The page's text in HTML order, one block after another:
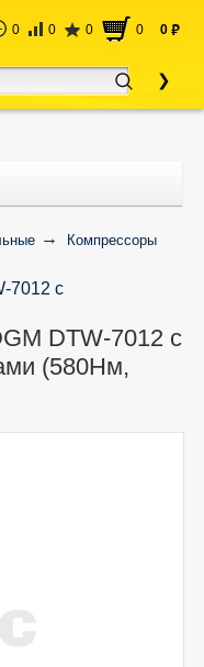
0 0 0 0 0 руб
Компрессоры
7012 с
DTW-7012 с
(580Нм,